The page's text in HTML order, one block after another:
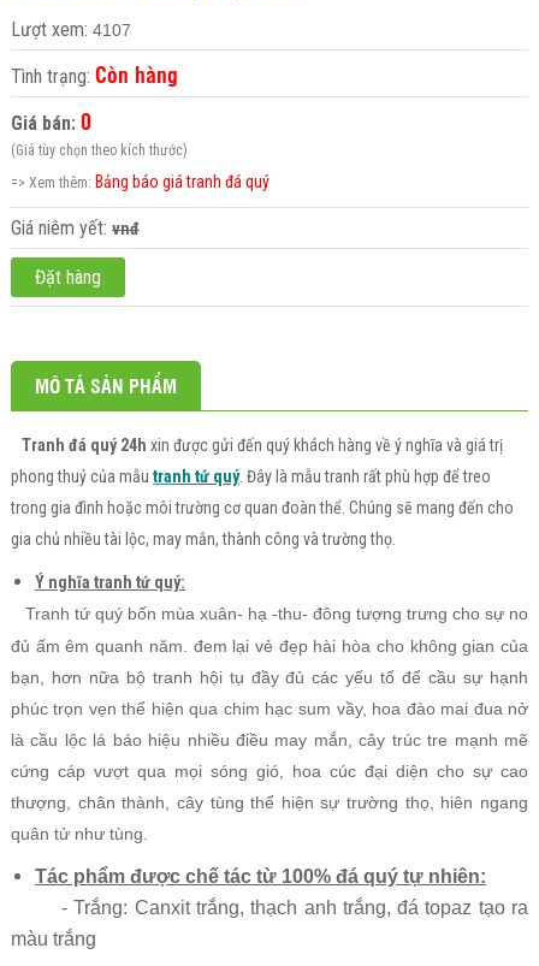
Lượt xem: 4107
Tình trạng: Còn hàng
Giá bán: 0
(Giá tùy chọn theo kích thước)
=> Xem thêm: Bảng báo giá tranh đá quý
Giá niêm yết: vnđ
Đặt hàng
MÔ TẢ SẢN PHẨM
Tranh đá quý 24h xin được gửi đến quý khách hàng về ý nghĩa và giá trị
phong thuỷ của mẫu tranh tứ quý. Đây là mẫu tranh rất phù hợp để treo
trong gia đình hoặc môi trường cơ quan đoàn thể. Chúng sẽ mang đến cho
gia chủ nhiều tài lộc, may mắn, thành công và trường thọ.
Ý nghĩa tranh tứ quý:
Tranh tứ quý bốn mùa xuân- hạ -thu- đông tượng trưng cho sự no
đủ ấm êm quanh năm. đem lại vẻ đẹp hài hòa cho không gian của
bạn, hơn nữa bộ tranh hội tụ đầy đủ các yếu tố để cầu sự hạnh
phúc trọn vẹn thể hiện qua chim hạc sum vầy, hoa đào mai đua nở
là cầu lộc lá báo hiệu nhiều điều may mắn, cây trúc tre mạnh mẽ
cứng cáp vượt qua mọi sóng gió, hoa cúc đại diện cho sự cao
thượng, chân thành, cây tùng thể hiện sự trường thọ, hiên ngang
quân tử như tùng.
Tác phẩm được chế tác từ 100% đá quý tự nhiên:
- Trắng: Canxit trắng, thạch anh trắng, đá topaz tạo ra
màu trắng